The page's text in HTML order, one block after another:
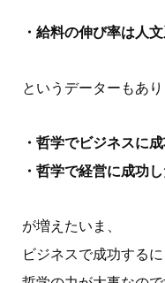
・給料の伸び率は人
というデーターもあり
・哲学でビジネスに
・哲学で経営に成功
が増えたいま、
ビジネスで成功する